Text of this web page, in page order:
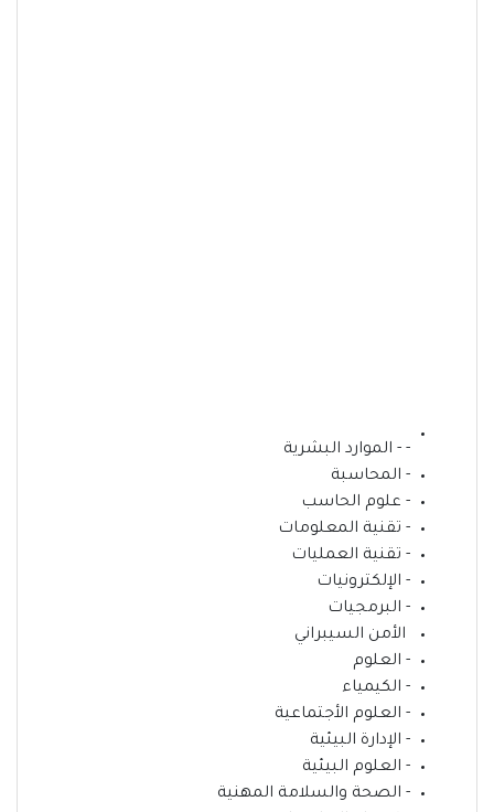
- - الموارد البشرية
- المحاسبة
- علوم الحاسب
- تقنية المعلومات
- تقنية العمليات
- الإلكترونيات
- البرمجيات
الأمن السيبراني
- العلوم
- الكيمياء
- العلوم الأجتماعية
- الإدارة البيئية
- العلوم البيئية
- الصحة والسلامة المهنية